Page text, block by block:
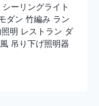
ーリングライト
ダン 竹編み ラン
明 レストラン ダ
吊り下げ照明器